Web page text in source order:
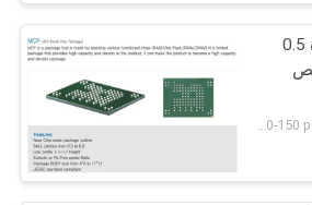
رشفة
حزمة MCP الركيزة 0.5